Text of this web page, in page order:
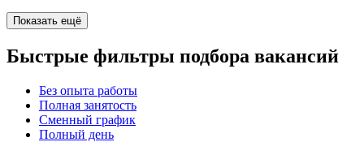
Показать ещё
Быстрые фильтры подбора вакансий
Без опыта работы
Полная занятость
Сменный график
Полный день